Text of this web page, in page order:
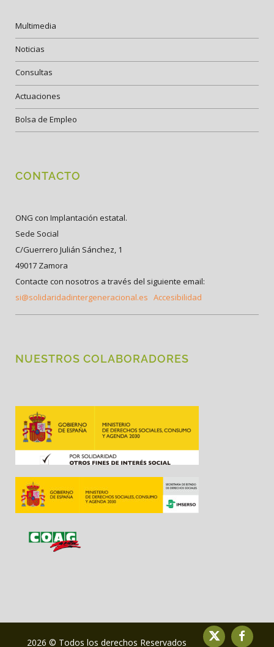
Multimedia
Noticias
Consultas
Actuaciones
Bolsa de Empleo
CONTACTO
ONG con Implantación estatal.
Sede Social
C/Guerrero Julián Sánchez, 1
49017 Zamora
Contacte con nosotros a través del siguiente email:
si@solidaridadintergeneracional.es Accesibilidad
NUESTROS COLABORADORES
2026 © Todos los derechos Reservados